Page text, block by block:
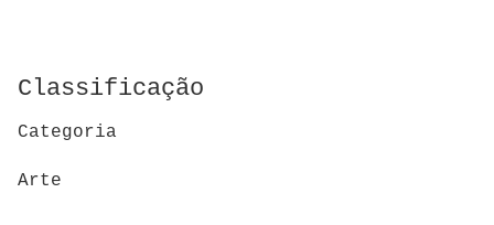
Classificação
Categoria
Arte